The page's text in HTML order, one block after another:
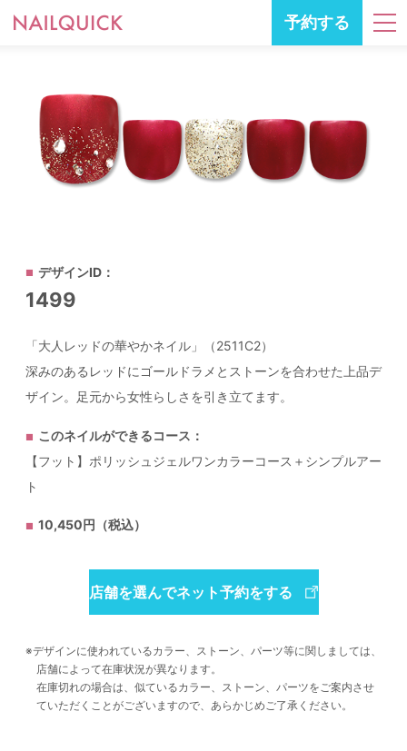
予約する
デザインID：
1499
「大人レッドの華やかネイル」（2511C2）
深みのあるレッドにゴールドラメとストーンを合わせた上品デ
ザイン。足元から女性らしさを引き立てます。
このネイルができるコース：
【フット】ポリッシュジェルワンカラーコース＋シンプルアー
ト
10,450円（税込）
店舗を選んでネット予約をする
デザインに使われているカラー、ストーン、パーツ等に関しましては、
店舗によって在庫状況が異なります。
在庫切れの場合は、似ているカラー、ストーン、パーツをご案内させ
ていただくことがございますので、あらかじめご了承ください。